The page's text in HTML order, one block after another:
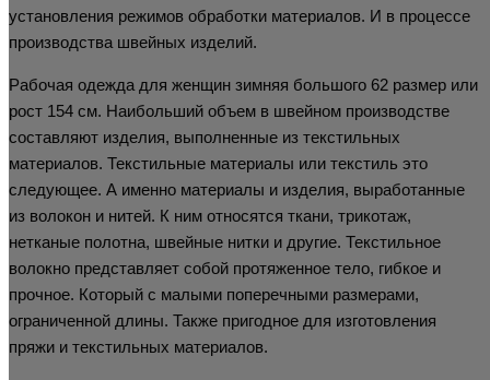
установления режимов обработки материалов. И в процессе
производства швейных изделий.
Рабочая одежда для женщин зимняя большого 62 размер или
рост 154 см. Наибольший объем в швейном производстве
составляют изделия, выполненные из текстильных
материалов. Текстильные материалы или текстиль это
следующее. А именно материалы и изделия, выработанные
из волокон и нитей. К ним относятся ткани, трикотаж,
нетканые полотна, швейные нитки и другие. Текстильное
волокно представляет собой протяженное тело, гибкое и
прочное. Который с малыми поперечными размерами,
ограниченной длины. Также пригодное для изготовления
пряжи и текстильных материалов.